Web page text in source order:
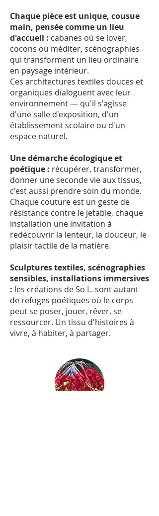
Chaque pièce est unique, cousue
main, pensée comme un lieu
d'accueil : cabanes où se lover,
cocons où méditer, scénographies
qui transforment un lieu ordinaire
en paysage intérieur.
Ces architectures textiles douces et
organiques dialoguent avec leur
environnement — qu'il s'agisse
d'une salle d'exposition, d'un
établissement scolaire ou d'un
espace naturel.
Une démarche écologique et
poétique : récupérer, transformer,
donner une seconde vie aux tissus,
c'est aussi prendre soin du monde.
Chaque couture est un geste de
résistance contre le jetable, chaque
installation une invitation à
redécouvrir la lenteur, la douceur, le
plaisir tactile de la matière.
Sculptures textiles, scénographies
sensibles, installations immersives
: les créations de So L. sont autant
de refuges poétiques où le corps
peut se poser, jouer, rêver, se
ressourcer. Un tissu d'histoires à
vivre, à habiter, à partager.